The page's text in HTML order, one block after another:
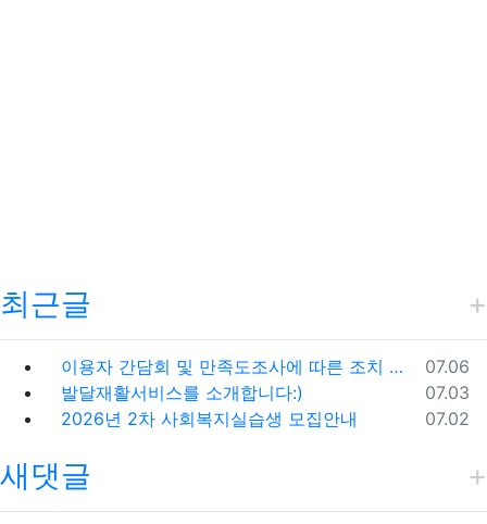
최근글
등록일
07.06
이용자 간담회 및 만족도조사에 따른 조치 및 시정계획
등록일
07.03
발달재활서비스를 소개합니다:)
등록일
07.02
2026년 2차 사회복지실습생 모집안내
새댓글